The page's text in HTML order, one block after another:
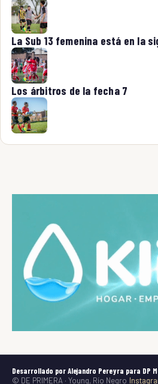
La Sub 13 femenina está en la
Los árbitros de la fecha 7
Desarrollado por Alejandro Pereyra para DP
© DE PRIMERA · Young, Río Negro